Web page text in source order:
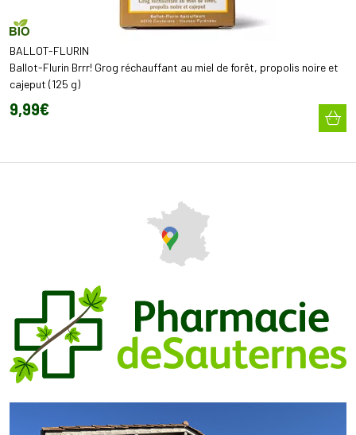
BALLOT-FLURIN
Ballot-Flurin Brrr! Grog réchauffant au miel de forêt, propolis noire et
cajeput (125 g)
9,99€